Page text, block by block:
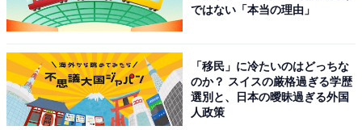
ではない「本当の理由」
「移民」に冷たいのはどっちな
のか？ スイスの厳格過ぎる学歴
選別と、日本の曖昧過ぎる外国
人政策